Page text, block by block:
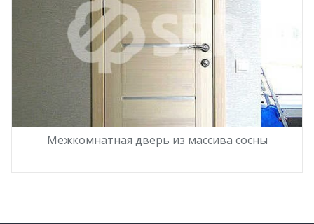
Межкомнатная дверь из массива сосны